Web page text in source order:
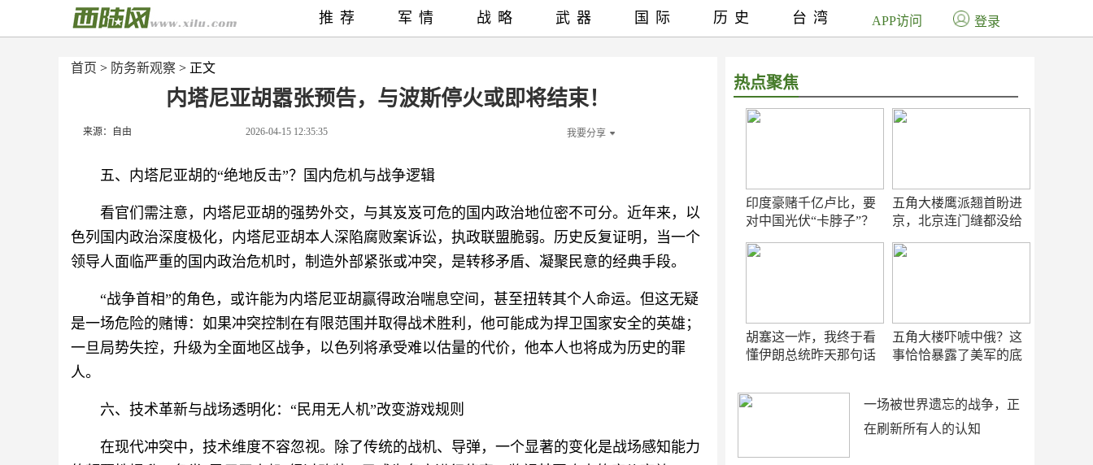
首页 > 防务新观察 > 正文
内塔尼亚胡嚣张预告，与波斯停火或即将结束！
来源：自由 2026-04-15 12:35:35 我要分享
五、内塔尼亚胡的“绝地反击”？国内危机与战争逻辑
看官们需注意，内塔尼亚胡的强势外交，与其岌岌可危的国内政治地位密不可分。近年来，以
色列国内政治深度极化，内塔尼亚胡本人深陷腐败案诉讼，执政联盟脆弱。历史反复证明，当一个
领导人面临严重的国内政治危机时，制造外部紧张或冲突，是转移矛盾、凝聚民意的经典手段。
“战争首相”的角色，或许能为内塔尼亚胡赢得政治喘息空间，甚至扭转其个人命运。但这无疑
是一场危险的赌博：如果冲突控制在有限范围并取得战术胜利，他可能成为捍卫国家安全的英雄；
一旦局势失控，升级为全面地区战争，以色列将承受难以估量的代价，他本人也将成为历史的罪
人。
六、技术革新与战场透明化：“民用无人机”改变游戏规则
在现代冲突中，技术维度不容忽视。除了传统的战机、导弹，一个显著的变化是战场感知能力
热点聚焦
印度豪赌千亿卢比，要
对中国光伏“卡脖子”？
五角大楼鹰派翘首盼进
京，北京连门缝都没给
胡塞这一炸，我终于看
懂伊朗总统昨天那句话
五角大楼吓唬中俄？这
事恰恰暴露了美军的底
一场被世界遗忘的战争，正
在刷新所有人的认知
推荐 军情 战略 武器 国际 历史 台湾 APP访问 登录